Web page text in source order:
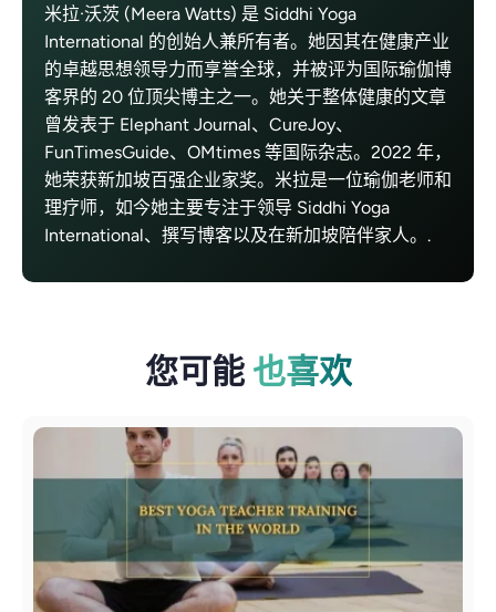
米拉·沃茨 (Meera Watts) 是 Siddhi Yoga
International 的创始人兼所有者。她因其在健康产业
的卓越思想领导力而享誉全球，并被评为国际瑜伽博
客界的 20 位顶尖博主之一。她关于整体健康的文章
曾发表于 Elephant Journal、CureJoy、
FunTimesGuide、OMtimes 等国际杂志。2022 年，
她荣获新加坡百强企业家奖。米拉是一位瑜伽老师和
理疗师，如今她主要专注于领导 Siddhi Yoga
International、撰写博客以及在新加坡陪伴家人。.
您可能 也喜欢